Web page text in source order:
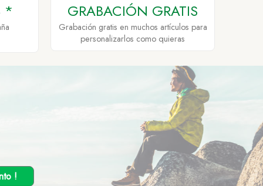
* GRABACIÓN GRATIS
Grabación gratis en muchos artículos para
personalizarlos como quieras
!